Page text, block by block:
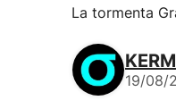
La tormenta
19/08/